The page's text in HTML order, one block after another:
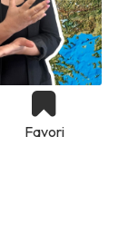
Favori